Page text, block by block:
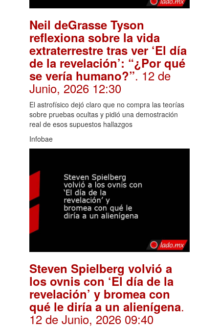
Neil deGrasse Tyson
reflexiona sobre la vida
extraterrestre tras ver ‘El día
de la revelación’: “¿Por qué
se vería humano?”. 12 de
Junio, 2026 12:30
El astrofísico dejó claro que no compra las teorías
sobre pruebas ocultas y pidió una demostración
real de esos supuestos hallazgos
Infobae
Steven Spielberg volvió a
los ovnis con ‘El día de la
revelación’ y bromea con
qué le diría a un alienígena.
12 de Junio, 2026 09:40